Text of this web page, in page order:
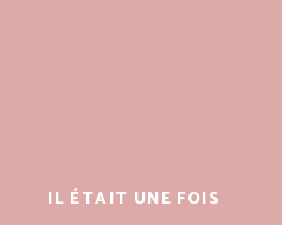
IL ÉTAIT UNE FOIS